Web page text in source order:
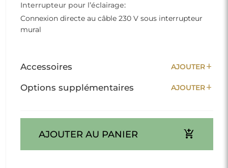
Interrupteur pour l’éclairage:
Connexion directe au câble 230 V sous interrupteur
mural
Accessoires AJOUTERadd
Options supplémentaires AJOUTERadd
AJOUTER AU PANIER add_shopping_cart